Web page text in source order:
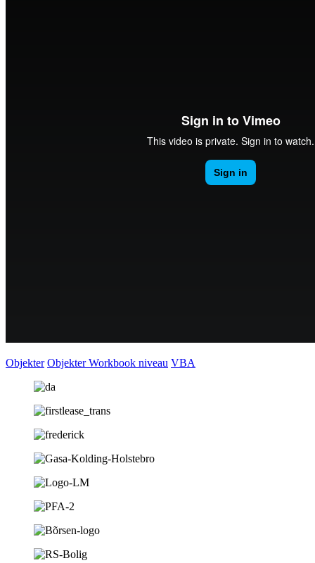
Objekter Objekter Workbook niveau VBA